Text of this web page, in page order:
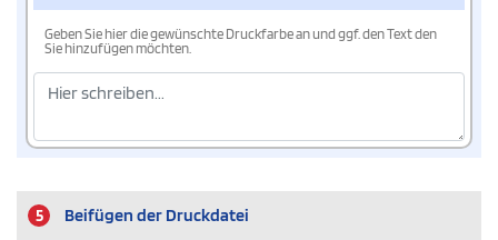
Geben Sie hier die gewünschte Druckfarbe an und ggf. den Text den
Sie hinzufügen möchten.
5 Beifügen der Druckdatei